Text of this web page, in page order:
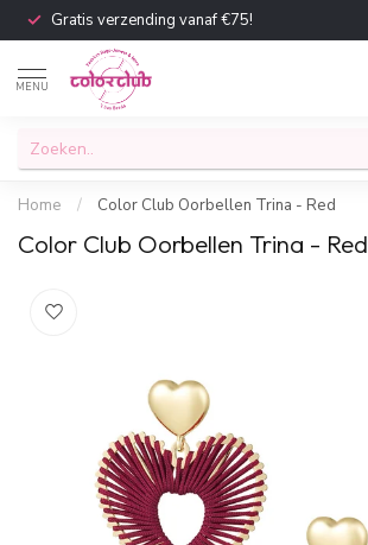
Gratis verzending vanaf €75!
MENU
Home / Color Club Oorbellen Trina - Red
Color Club Oorbellen Trina - Red